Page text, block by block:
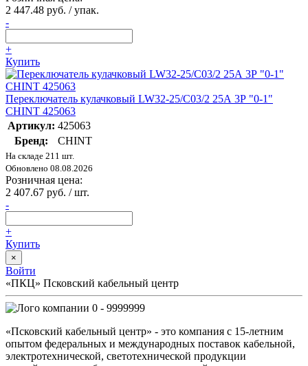
2 447.48 руб. / упак.
-
+
Купить
Переключатель кулачковый LW32-25/C03/2 25А 3Р "0-1"
CHINT 425063
Артикул: 425063
Бренд:
CHINT
На складе 211 шт.
Обновлено 08.08.2026
Розничная цена:
2 407.67 руб. / шт.
-
+
Купить
×
Войти
«ПКЦ» Псковский кабельный центр
0 - 9999999
«Псковский кабельный центр» - это компания с 15-летним
опытом федеральных и международных поставок кабельной,
электротехнической, светотехнической продукции